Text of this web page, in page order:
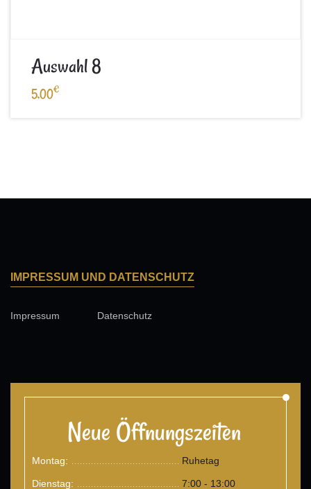
Auswahl 8
5,00€
IMPRESSUM UND DATENSCHUTZ
Impressum Datenschutz
Neue Öffnungszeiten
Montag: Ruhetag
Dienstag: .......................................7:00 - 13:00